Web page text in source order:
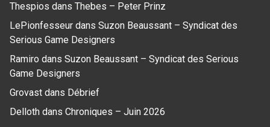
Thespios dans Thebes – Peter Prinz
LePionfesseur dans Suzon Beaussant – Syndicat des
Serious Game Designers
Ramiro dans Suzon Beaussant – Syndicat des Serious
Game Designers
Grovast dans Débrief
Delloth dans Chroniques – Juin 2026